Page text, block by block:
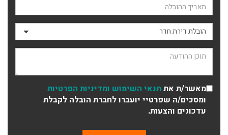
תאריך ההובלה
סוג ההובלה
תוכן ההודעה
מאשר/ת אתתנאי השימוש ומדיניות הפרטיות
ומסכים/ה שפרטיי יועברו לחברת הובלה לקבלת
עדכונים והצעות.